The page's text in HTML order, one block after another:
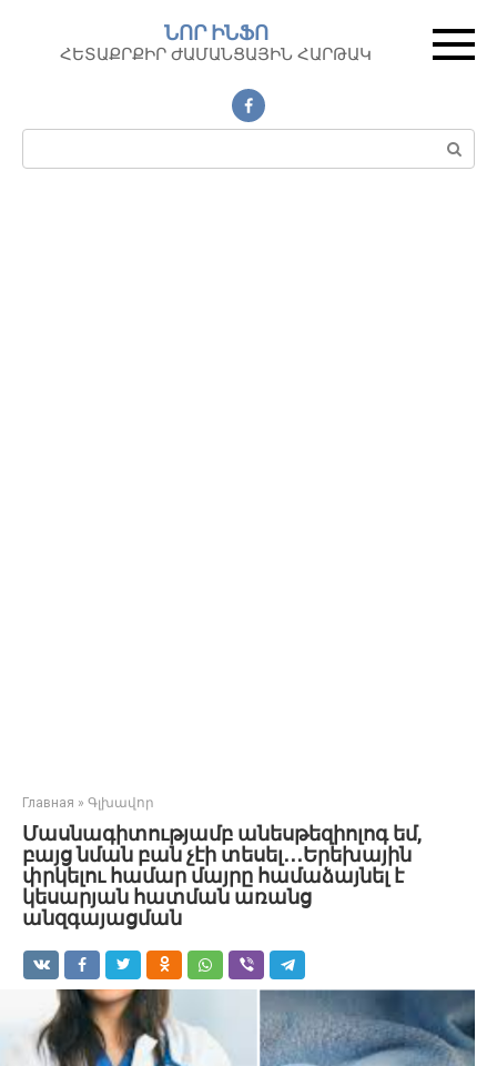
контенту
ՆՈՐ ԻՆՖՈ
ՀԵՏԱՔՐՔԻՐ ԺԱՄԱՆՑԱՅԻՆ ՀԱՐԹԱԿ
Поиск:
Главная » Գլխավոր
Մասնագիտությամբ անեսթեզիոլոգ եմ,
բայց նման բան չէի տեսել․․․Երեխային
փրկելու համար մայրը համաձայնել է
կեսարյան հատման առանց
անզգայացման